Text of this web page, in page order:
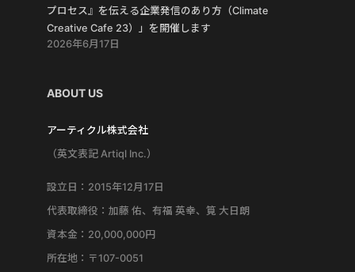
プロセス』を伝える企業発信のあり方（Climate
Creative Cafe 23）」を開催します
2026年6月17日
ABOUT US
アーティクル株式会社
（英文表記 Artiql Inc.）
設立日：2015年12月17日
代表取締役：加藤 佑、有福 英幸、筧 大日朗
資本金：20,000,000円
所在地：〒107-0051